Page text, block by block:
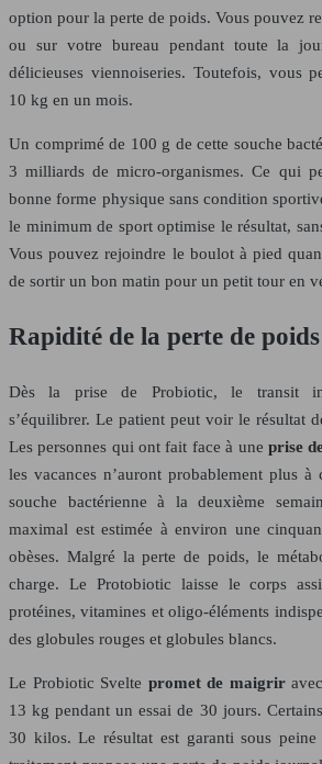
option pour la perte de poids. Vous pouvez
ou sur votre bureau pendant toute la
délicieuses viennoiseries. Toutefois, vous
10 kg en un mois.
Un comprimé de 100 g de cette souche
3 milliards de micro-organismes. Ce qui
bonne forme physique sans condition
le minimum de sport optimise le résultat,
Vous pouvez rejoindre le boulot à pied
de sortir un bon matin pour un petit tour en
Rapidité de la perte de poids
Dès la prise de Probiotic, le transit
s’équilibrer. Le patient peut voir le résultat
Les personnes qui ont fait face à une prise
les vacances n’auront probablement plus
souche bactérienne à la deuxième
maximal est estimée à environ une
obèses. Malgré la perte de poids, le
charge. Le Protobiotic laisse le corps
protéines, vitamines et oligo-éléments
des globules rouges et globules blancs.
Le Probiotic Svelte promet de maigrir
13 kg pendant un essai de 30 jours.
30 kilos. Le résultat est garanti sous peine